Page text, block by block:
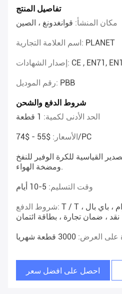
تفاصيل المنتج
مكان المنشأ: قوانغدونغ ، الصين
اسم العلامة التجارية: PLANET
إصدار الشهادات: CE , EN71,
رقم الموديل: PBB
شروط الدفع والشحن
الحد الأدنى لكمية: 1 قطعة
الأسعار: $55 - $74/PC
القياسية للكرة الوفير للنفخ
ومضخة الهواء.
وقت التسليم: 5-10 أيام
شروط الدفع: T / T ، ويسترن يونيون ، موني جرام ، باي بال
، ضمان تجارة ، بطاقة ائتمان
على العرض: 3000 قطعة شهريا
احصل على افضل سعر